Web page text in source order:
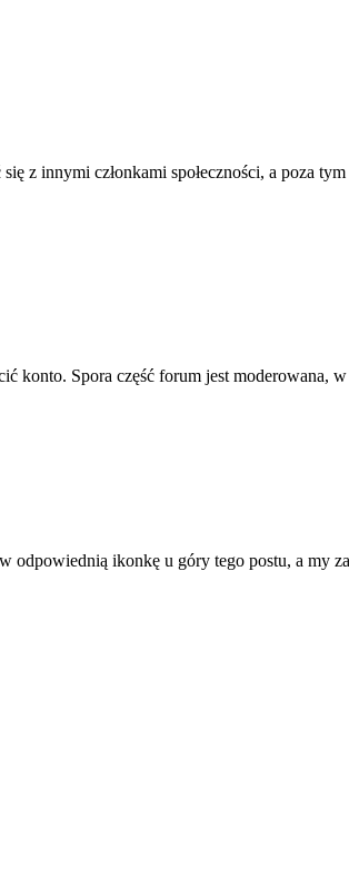
z innymi członkami społeczności, a poza
konto. Spora część forum jest moderowana,
ikonkę u góry tego postu, a my